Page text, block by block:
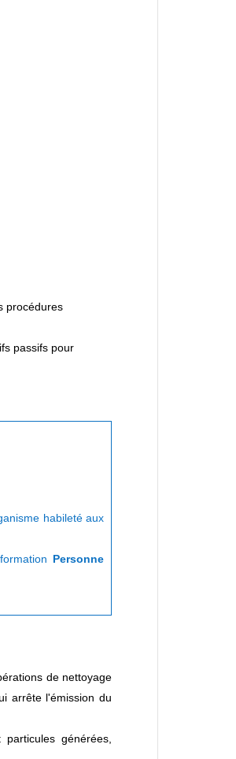
procédures
passifs pour
habileté aux
Personne
de nettoyage
arrête l'émission du
générées,